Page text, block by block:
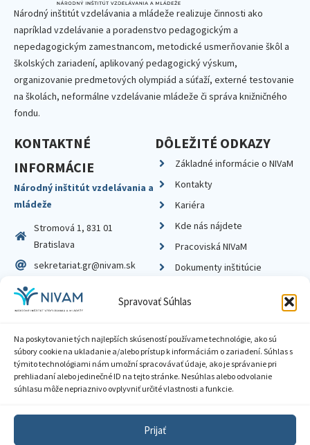
Spravovať Súhlas
Na poskytovanie tých najlepších skúseností používame technológie, ako sú
súbory cookie na ukladanie a/alebo prístup k informáciám o zariadení. Súhlas s
týmito technológiami nám umožní spracovávať údaje, ako je správanie pri
prehliadaní alebo jedinečné ID na tejto stránke. Nesúhlas alebo odvolanie
súhlasu môže nepriaznivo ovplyvniť určité vlastnosti a funkcie.
Prijať
Národný inštitút vzdelávania a mládeže realizuje činnosti ako
napríklad vzdelávanie a poradenstvo pedagogickým a
nepedagogickým zamestnancom, metodické usmerňovanie škôl a
školských zariadení, aplikovaný pedagogický výskum,
organizovanie predmetových olympiád a súťaží, externé testovanie
na školách, neformálne vzdelávanie mládeže či správa knižničného
fondu.
KONTAKTNÉ
INFORMÁCIE
Národný inštitút vzdelávania a
mládeže
Stromová 1, 831 01
Bratislava
sekretariat.gr@nivam.sk
IČO: 00164348
DIČ: 2020798714
DÔLEŽITÉ ODKAZY
Základné informácie o NIVaM
Kontakty
Kariéra
Kde nás nájdete
Pracoviská NIVaM
Dokumenty inštitúcie
Zásady ochrany súkromia
Sprístupnenie informácií